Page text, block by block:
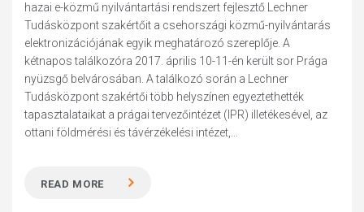
hazai e-közmű nyilvántartási rendszert fejlesztő Lechner
Tudásközpont szakértőit a csehországi közmű-nyilvántarás
elektronizációjának egyik meghatározó szereplője. A
kétnapos találkozóra 2017. április 10-11-én került sor Prága
nyüzsgő belvárosában. A találkozó során a Lechner
Tudásközpont szakértői több helyszínen egyeztethették
tapasztalataikat a prágai tervezőintézet (IPR) illetékesével, az
ottani földmérési és távérzékelési intézet,...
READ MORE